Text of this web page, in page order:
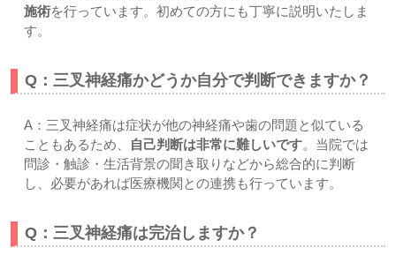
施術を行っています。初めての方にも丁寧に説明いたしま
す。
Q：三叉神経痛かどうか自分で判断できますか？
A：三叉神経痛は症状が他の神経痛や歯の問題と似ている
こともあるため、
自己判断は非常に難しいです。当院では
問診・触診・生活背景の聞き取りなどから総合的に判断
し、必要があれば医療機関との連携も行っています。
Q：三叉神経痛は完治しますか？